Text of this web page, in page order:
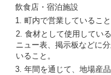
飲食店・宿泊施設
1. 町内で営業していること
2. 食材として使用 している
ニュ ー表、 掲示板などに分
いること。
3. 年間 を通 じて、 地場産品